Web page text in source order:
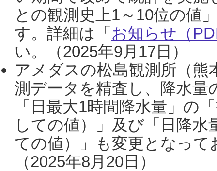
との観測史上1～10位の値
す。詳細は「 お知らせ（
い。（2025年9月17日）
アメダスの松島観測所（熊
測データを精査し、降水
「日最大1時間降水量」の
しての値）」及び「日降
ての値）」も変更となっ
（2025年8月20日）